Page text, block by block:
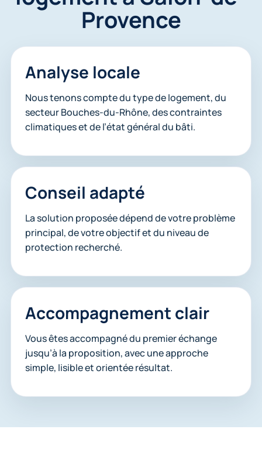
Provence
Analyse locale
Nous tenons compte du type de logement, du
secteur Bouches-du-Rhône, des contraintes
climatiques et de l’état général du bâti.
Conseil adapté
La solution proposée dépend de votre problème
principal, de votre objectif et du niveau de
protection recherché.
Accompagnement clair
Vous êtes accompagné du premier échange
jusqu’à la proposition, avec une approche
simple, lisible et orientée résultat.